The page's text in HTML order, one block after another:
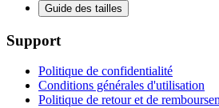
Guide des tailles
Support
Politique de confidentialité
Conditions générales d'utilisation
Politique de retour et de